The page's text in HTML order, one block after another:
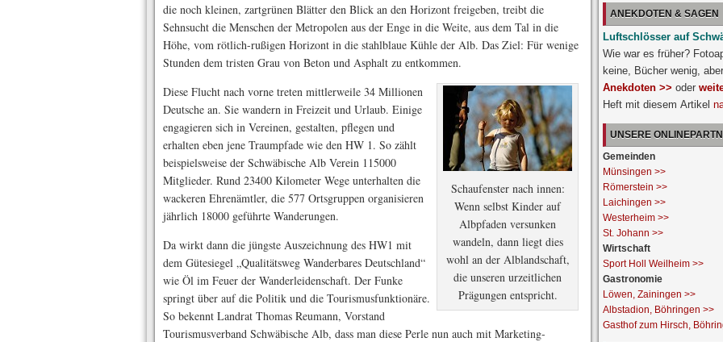
die noch kleinen, zartgrünen Blätter den Blick an den Horizont freigeben, treibt die
Sehnsucht die Menschen der Metropolen aus der Enge in die Weite, aus dem Tal in die
Höhe, vom rötlich-rußigen Horizont in die stahlblaue Kühle der Alb. Das Ziel: Für wenige
Stunden dem tristen Grau von Beton und Asphalt zu entkommen.
Schaufenster nach innen:
Wenn selbst Kinder auf
Albpfaden versunken
wandeln, dann liegt dies
wohl an der Alblandschaft,
die unseren urzeitlichen
Prägungen entspricht.
Diese Flucht nach vorne treten mittlerweile 34 Millionen
Deutsche an. Sie wandern in Freizeit und Urlaub. Einige
engagieren sich in Vereinen, gestalten, pflegen und
erhalten eben jene Traum­pfade wie den HW 1. So zählt
beispielsweise der Schwäbische Alb Verein 115000
Mitglieder. Rund 23400 Kilometer Wege unterhalten die
wackeren Ehrenämtler, die 577 Ortsgruppen organisieren
jährlich 18000 geführte Wanderungen.
Da wirkt dann die jüngste Auszeichnung des HW1 mit
dem Gütesiegel „Qualitätsweg Wanderbares Deutschland“
wie Öl im Feuer der Wanderleidenschaft. Der Funke
springt über auf die Politik und die Tourismusfunktionäre.
So bekennt Landrat Thomas Reumann, Vorstand
Tourismusverband Schwäbische Alb, dass man diese Perle nun auch mit Marketing-
ANEKDOTEN & SAGEN
Luftschlösser auf
Wie war es früher?
keine, Bücher wenig,
Anekdoten >> oder
Heft mit diesem Artikel
UNSERE
Gemeinden
Münsingen >>
Römerstein >>
Laichingen >>
Westerheim >>
St. Johann >>
Wirtschaft
Sport Holl Weilheim >>
Gastronomie
Löwen, Zainingen >>
Albstadion, Böhringen >>
Gasthof zum Hirsch,